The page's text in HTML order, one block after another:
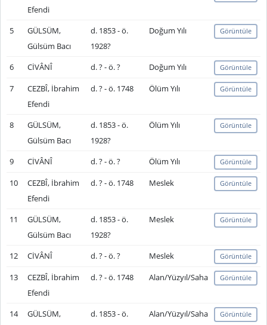
Efendi
5
GÜLSÜM,
Gülsüm Bacı
d. 1853 - ö.
1928?
Doğum Yılı Görüntüle
6 CİVÂNÎ d. ? - ö. ? Doğum Yılı Görüntüle
7
CEZBÎ, İbrahim
Efendi
d. ? - ö. 1748 Ölüm Yılı Görüntüle
8
GÜLSÜM,
Gülsüm Bacı
d. 1853 - ö.
1928?
Ölüm Yılı Görüntüle
9 CİVÂNÎ d. ? - ö. ? Ölüm Yılı Görüntüle
10
CEZBÎ, İbrahim
Efendi
d. ? - ö. 1748 Meslek Görüntüle
11
GÜLSÜM,
Gülsüm Bacı
d. 1853 - ö.
1928?
Meslek Görüntüle
12 CİVÂNÎ d. ? - ö. ? Meslek Görüntüle
13
CEZBÎ, İbrahim
Efendi
d. ? - ö. 1748 Alan/Yüzyıl/Saha Görüntüle
14
GÜLSÜM,
d. 1853 - ö.
Alan/Yüzyıl/Saha Görüntüle